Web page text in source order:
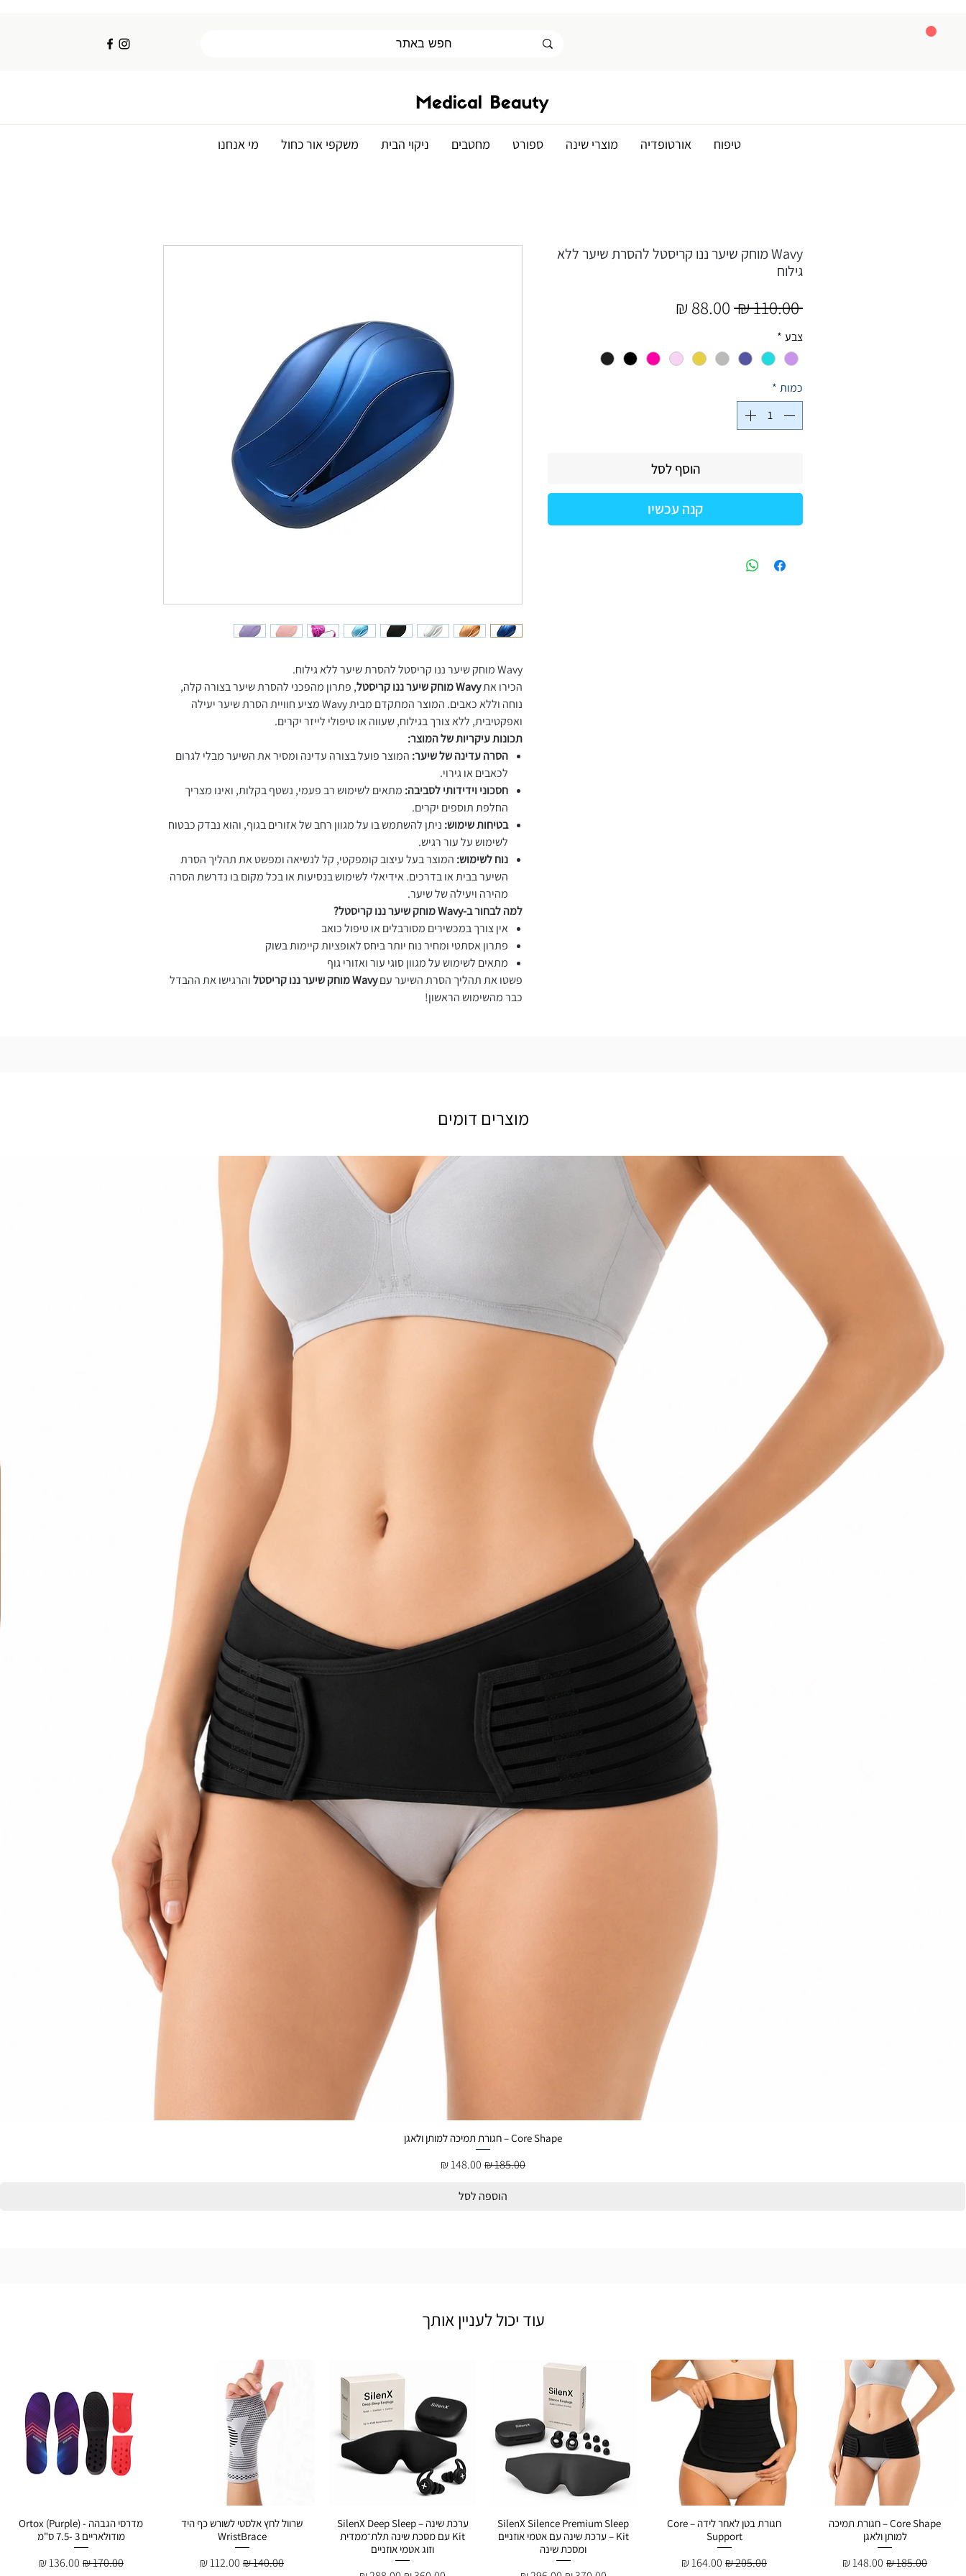
טיפוח אורטופדיה מוצרי שינה ספורט מחטבים ניקוי הבית משקפי אור כחול מי אנחנו
Wavy מוחק שיער ננו קריסטל להסרת שיער ללא גילוח.
הכירו אתWavy מוחק שיער ננו קריסטל
, פתרון מהפכני להסרת שיער בצורה קלה,
נוחה וללא כאבים. המוצר המתקדם מבית Wavy מציע חוויית הסרת שיער יעילה
ואפקטיבית, ללא צורך בגילוח, שעווה או טיפולי לייזר יקרים.
תכונות עיקריות של המוצר:
הסרה עדינה של שיער: המוצר פועל בצורה עדינה ומסיר את השיער מבלי לגרום
לכאבים או גירוי.
חסכוני וידידותי לסביבה: מתאים לשימוש רב פעמי, נשטף בקלות, ואינו מצריך
החלפת תוספים יקרים.
בטיחות שימוש: ניתן להשתמש בו על מגוון רחב של אזורים בגוף, והוא נבדק כבטוח
לשימוש על עור רגיש.
נוח לשימוש: המוצר בעל עיצוב קומפקטי, קל לנשיאה ומפשט את תהליך הסרת
השיער בבית או בדרכים. אידיאלי לשימוש בנסיעות או בכל מקום בו נדרשת הסרה
מהירה ויעילה של שיער.
למה לבחור ב-Wavy מוחק שיער ננו קריסטל?
אין צורך במכשירים מסורבלים או טיפול כואב
פתרון אסתטי ומחיר נוח יותר ביחס לאופציות קיימות בשוק
מתאים לשימוש על מגוון סוגי עור ואזורי גוף
פשטו את תהליך הסרת השיער עםWavy מוחק שיער ננו קריסטל
והרגישו את ההבדל
כבר מהשימוש הראשון!
Wavy מוחק שיער ננו קריסטל להסרת שיער ללא
גילוח
‏110.00 ‏₪
מחיר
צבע *
כמות *
הוסף לסל
קנה עכשיו
מוצרים דומים
Core Shape – חגורת תמיכה למותן ולאגן
מחיר רגיל מחיר מבצע
הוספה לסל
עוד יכול לעניין אותך
Core Shape – חגורת תמיכה
למותן ולאגן
מחיר רגיל‏185.00 ‏₪ מחיר מבצע
חגורת בטן לאחר לידה – Core
Support
מחיר רגיל מחיר מבצע
SilenX Silence Premium Sleep
Kit – ערכת שינה עם אטמי אוזניים
ומסכת שינה
ערכת שינה – SilenX Deep Sleep
Kit עם מסכת שינה תלת־ממדית
וזוג אטמי אוזניים
שרוול לחץ אלסטי לשורש כף היד
WristBrace
מחיר רגיל מחיר מבצע
מדרסי הגבהה - Ortox (Purple)
מודולאריים 3 -7.5 ס"מ
מחיר רגיל‏170.00 ‏₪ מחיר מבצע